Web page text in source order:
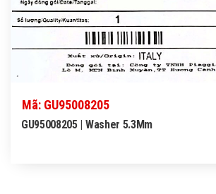
Mã: GU95008205
GU95008205 | Washer 5.3Mm